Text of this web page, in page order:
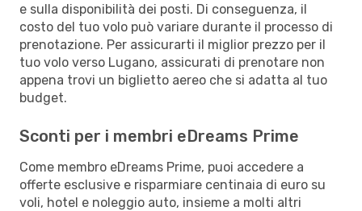
e sulla disponibilità dei posti. Di conseguenza, il
costo del tuo volo può variare durante il processo di
prenotazione. Per assicurarti il miglior prezzo per il
tuo volo verso Lugano, assicurati di prenotare non
appena trovi un biglietto aereo che si adatta al tuo
budget.
Sconti per i membri eDreams Prime
Come membro eDreams Prime, puoi accedere a
offerte esclusive e risparmiare centinaia di euro su
voli, hotel e noleggio auto, insieme a molti altri